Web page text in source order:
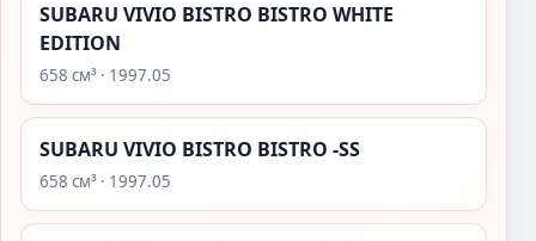
SUBARU VIVIO BISTRO BISTRO WHITE
EDITION
658 см³ · 1997.05
SUBARU VIVIO BISTRO BISTRO -SS
658 см³ · 1997.05